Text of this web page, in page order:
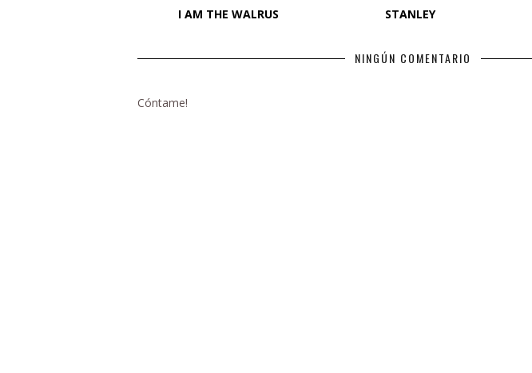
I AM THE WALRUS STANLEY
NINGÚN COMENTARIO
Cóntame!